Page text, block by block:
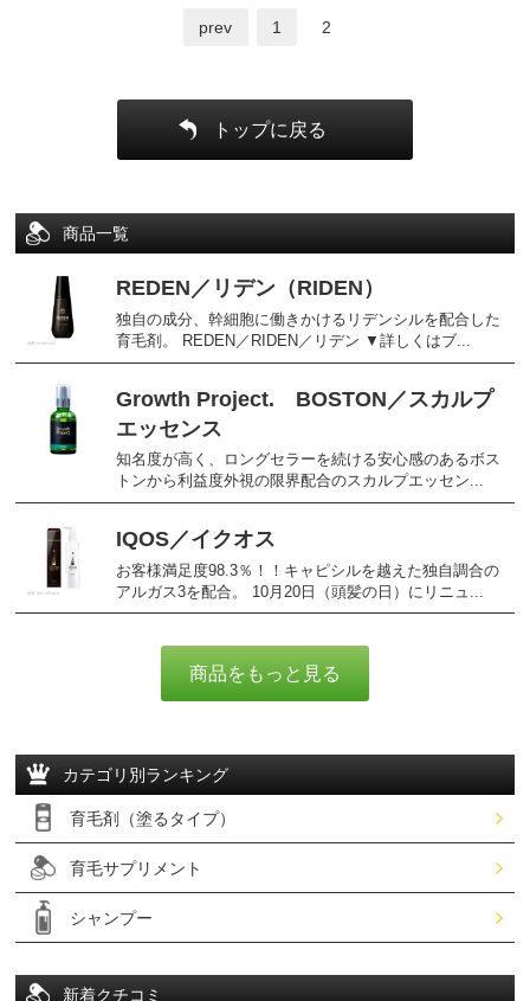
prev 1 2
トップに戻る
商品一覧
REDEN／リデン（RIDEN）
独自の成分、幹細胞に働きかけるリデンシルを配合した
育毛剤。 REDEN／RIDEN／リデン ▼詳しくはブ...
Growth Project. BOSTON／スカルプ
エッセンス
知名度が高く、ロングセラーを続ける安心感のあるボス
トンから利益度外視の限界配合のスカルプエッセン...
IQOS／イクオス
お客様満足度98.3％！！キャピシルを越えた独自調合の
アルガス3を配合。 10月20日（頭髪の日）にリニュ...
商品をもっと見る
カテゴリ別ランキング
育毛剤（塗るタイプ）
育毛サプリメント
シャンプー
新着クチコミ